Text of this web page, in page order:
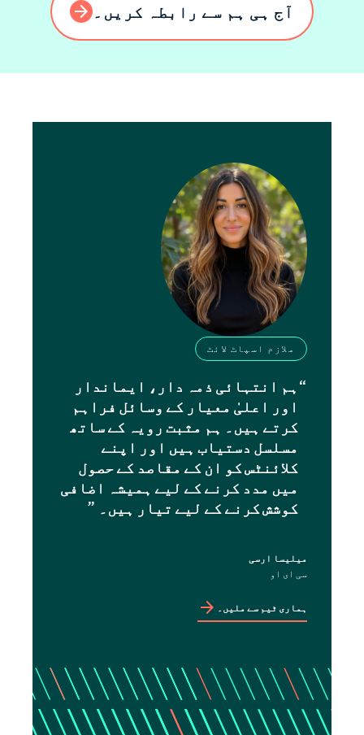
آج ہی ہم سے رابطہ کریں۔
ملازم اسپاٹ لائٹ
“ ہم انتہائی ذمہ دار، ایماندار
اور اعلیٰ معیار کے وسائل فراہم
کرتے ہیں۔ ہم مثبت رویہ کے ساتھ
مسلسل دستیاب ہیں اور اپنے
کلائنٹس کو ان کے مقاصد کے حصول
میں مدد کرنے کے لیے ہمیشہ اضافی
کوشش کرنے کے لیے تیار ہیں۔ ”
میلیسا ارسی
سی ای او
ہماری ٹیم سے ملیں۔